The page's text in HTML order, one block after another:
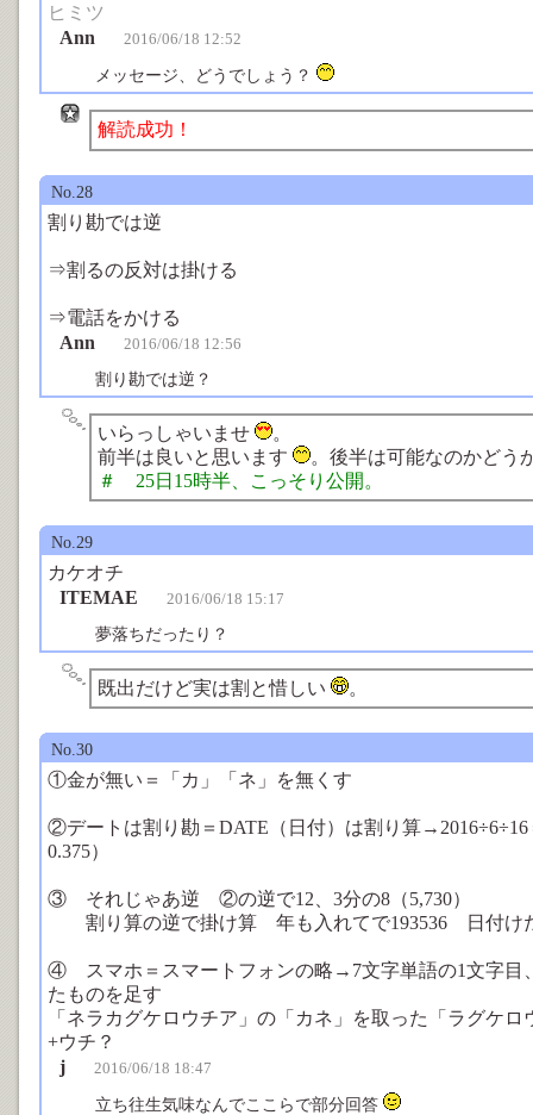
ヒミツ
Ann
2016/06/18 12:52
メッセージ、どうでしょう？
解読成功！
No.28
割り勘では逆
⇒割るの反対は掛ける
⇒電話をかける
Ann
2016/06/18 12:56
割り勘では逆？
いらっしゃいませ
。
前半は良いと思います
。後半は可能なのかどう
＃ 25日15時半、こっそり公開。
No.29
カケオチ
ITEMAE
2016/06/18 15:17
夢落ちだったり？
既出だけど実は割と惜しい 。
No.30
①金が無い＝「カ」「ネ」を無くす
②デートは割り勘＝DATE（日付）は割り算
0.375）
③ それじゃあ逆 ②の逆で12、3分の8（5,730）
割り算の逆で掛け算 年も入れてで193536 日付け
④ スマホ＝スマートフォンの略→7文字単語の1文字目
たものを足す
「ネラカグケロウチア」の「カネ」を取った「ラグケ
+ウチ？
j
2016/06/18 18:47
立ち往生気味なんでここらで部分回答